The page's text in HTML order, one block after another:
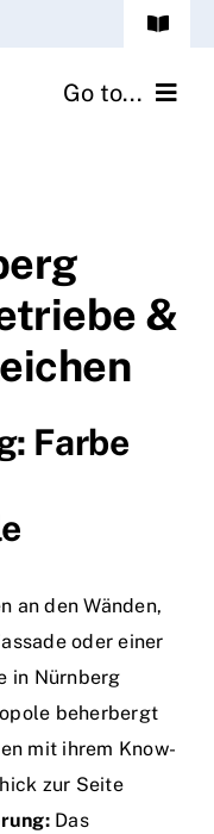
Toggle
Go to...
&
Farbe
an den Wänden,
oder einer
in Nürnberg
beherbergt
mit ihrem Know-
zur Seite
Das